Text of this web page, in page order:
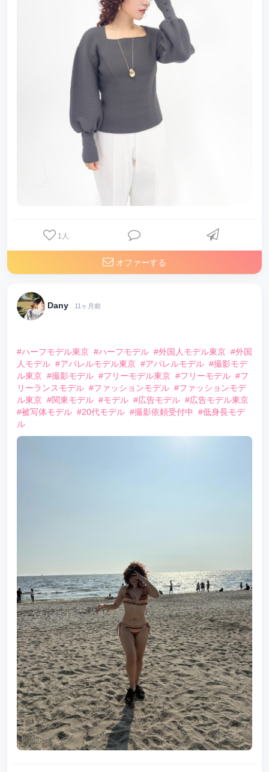
1 人
オファーする
Dany 11ヶ月前
#ハーフモデル東京 #ハーフモデル #外国人モデル東京 #外国
人モデル #アパレルモデル東京 #アパレルモデル #撮影モデ
ル東京 #撮影モデル #フリーモデル東京 #フリーモデル #フ
リーランスモデル #ファッションモデル #ファッションモデ
ル東京 #関東モデル #モデル #広告モデル #広告モデル東京
#被写体モデル #20代モデル #撮影依頼受付中
#低身長モデ
ル